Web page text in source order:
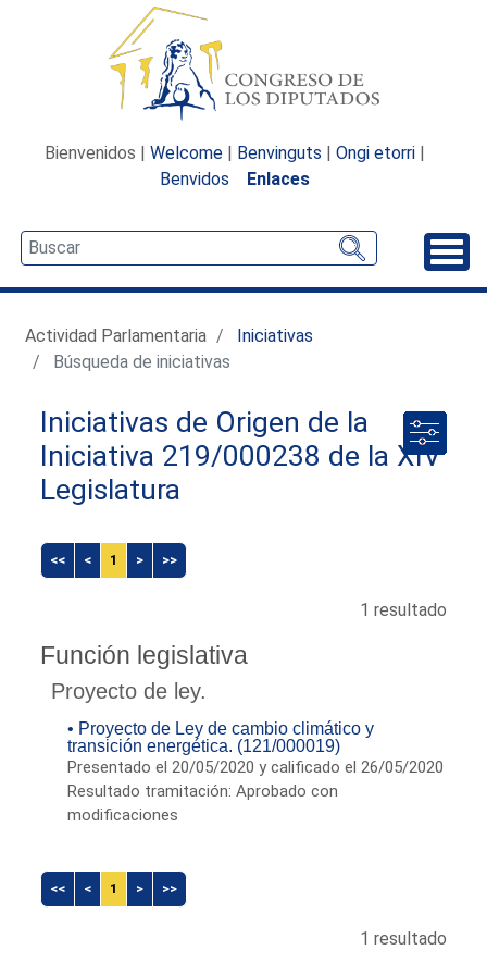
Bienvenidos | Welcome | Benvinguts | Ongi etorri |
Benvidos
Enlaces
Actividad Parlamentaria
Iniciativas
Búsqueda de iniciativas
Iniciativas de Origen de la
Iniciativa 219/000238 de la XIV
Legislatura
<< < 1 > >>
1 resultado
Función legislativa
Proyecto de ley.
• Proyecto de Ley de cambio climático y
transición energética. (121/000019)
Presentado el 20/05/2020 y calificado el 26/05/2020
Resultado tramitación: Aprobado con
modificaciones
<< < 1 > >>
1 resultado